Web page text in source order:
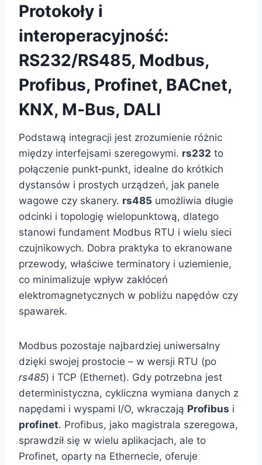
Protokoły i
interoperacyjność:
RS232/RS485, Modbus,
Profibus, Profinet, BACnet,
KNX, M‑Bus, DALI
Podstawą integracji jest zrozumienie różnic
między interfejsami szeregowymi. rs232 to
połączenie punkt‑punkt, idealne do krótkich
dystansów i prostych urządzeń, jak panele
wagowe czy skanery. rs485 umożliwia długie
odcinki i topologię wielopunktową, dlatego
stanowi fundament Modbus RTU i wielu sieci
czujnikowych. Dobra praktyka to ekranowane
przewody, właściwe terminatory i uziemienie,
co minimalizuje wpływ zakłóceń
elektromagnetycznych w pobliżu napędów czy
spawarek.
Modbus pozostaje najbardziej uniwersalny
dzięki swojej prostocie – w wersji RTU (po
rs485) i TCP (Ethernet). Gdy potrzebna jest
deterministyczna, cykliczna wymiana danych z
napędami i wyspami I/O, wkraczają Profibus i
profinet. Profibus, jako magistrala szeregowa,
sprawdził się w wielu aplikacjach, ale to
Profinet, oparty na Ethernecie, oferuje